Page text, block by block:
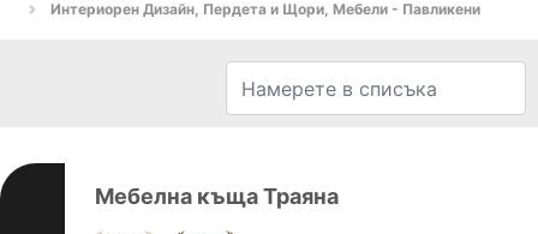
Интериорен Дизайн, Пердета и Щори, Мебели - Павликени
Мебелна къща Траяна